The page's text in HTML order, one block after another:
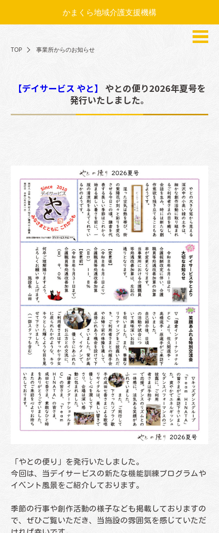
かまくら地域介護支援機構
TOP 事業所からのお知らせ
【デイサービス やと】
やとの便り2026年夏号を
発行いたしました。
「やとの便り」を発行いたしました。
今回は、当デイサービスの新たな機能訓練プログラムや
イベント風景をご紹介しております。
季節の行事や創作活動の様子なども掲載しておりますの
で、ぜひご覧いただき、当施設の雰囲気を感じていただ